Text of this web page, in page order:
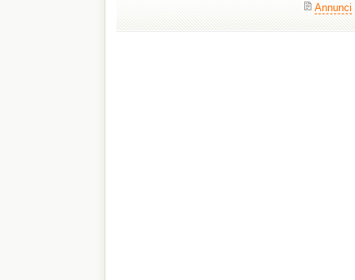
Annunci